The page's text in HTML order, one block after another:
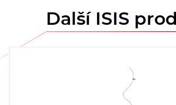
Další ISIS